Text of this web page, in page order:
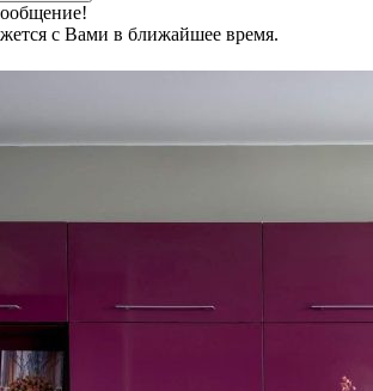
с Вами в ближайшее время.